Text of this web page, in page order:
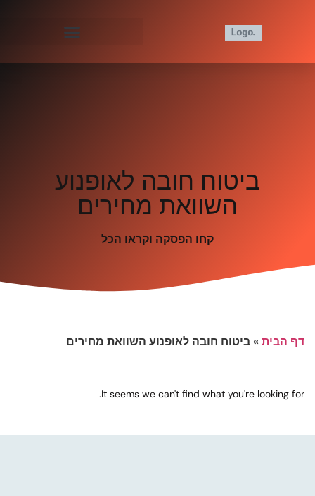
ביטוח חובה לאופנוע
השוואת מחירים
קחו הפסקה וקראו הכל
דף הבית»ביטוח חובה לאופנוע השוואת מחירים
It seems we can't find what you're looking for.